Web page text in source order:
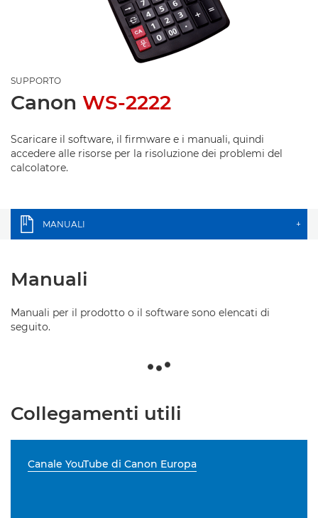
SUPPORTO
Canon WS-2222
Scaricare il software, il firmware e i manuali, quindi
accedere alle risorse per la risoluzione dei problemi del
calcolatore.
MANUALI +
Manuali
Manuali per il prodotto o il software sono elencati di
seguito.
Collegamenti utili
Canale YouTube di Canon Europa